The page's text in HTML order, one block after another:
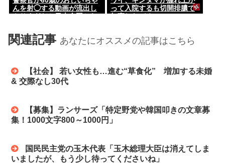
んを射◯する動画が流出し
やりすぎだと日本全国から
って入院するも切開排膿で
無事しなびる
関連記事 あなたにオススメの記事はこちら
& 交際なし30代
集！1000文字800～1000円」
いましたが、もう少し待ってくださいね」